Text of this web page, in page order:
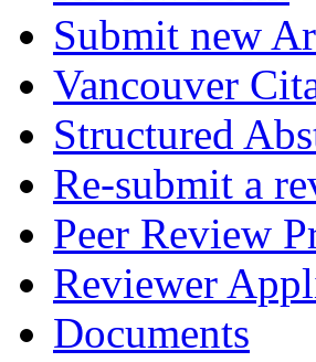
Submit new
Vancouver
Structured
Re-submit a
Peer Review
Reviewer
Documents